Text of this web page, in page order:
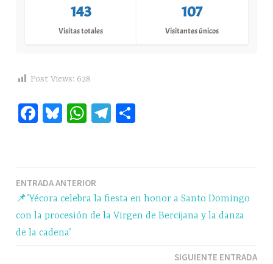
143
Visitas totales
107
Visitantes únicos
Post Views: 628
Fa Bl W
pp
Te
m rti
r
Navegación
entradas
ENTRADA ANTERIOR
📌’Yécora celebra la fiesta en honor a Santo Domingo
con la procesión de la Virgen de Bercijana y la danza
de la cadena’
SIGUIENTE ENTRADA